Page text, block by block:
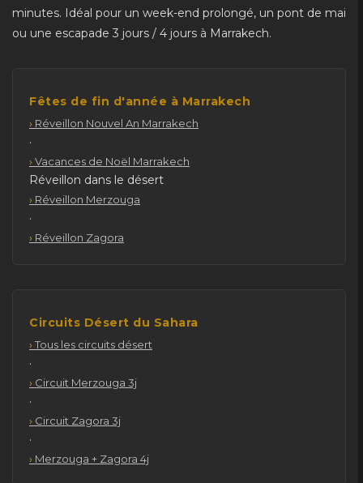
minutes. Idéal pour un week-end prolongé, un pont de mai
ou une escapade 3 jours / 4 jours à Marrakech.
Fêtes de fin d'année à Marrakech
Réveillon Nouvel An Marrakech
·
Vacances de Noël Marrakech
Réveillon dans le désert
Réveillon Merzouga
·
Réveillon Zagora
Circuits Désert du Sahara
Tous les circuits désert
·
Circuit Merzouga 3j
·
Circuit Zagora 3j
·
Merzouga + Zagora 4j